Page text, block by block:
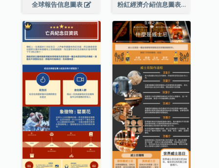
全球報告信息圖表 粉紅經濟介紹信息圖表